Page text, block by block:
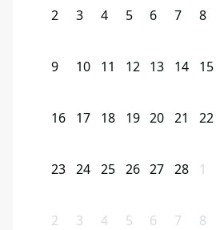
2 3 4 5 6 7 8
9 10 11 12 13 14 15
16 17 18 19 20 21 22
23 24 25 26 27 28 1
2 3 4 5 6 7 8